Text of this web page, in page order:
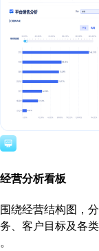
经营分析看板
围绕经营结构图，
务、客户目标及各
。